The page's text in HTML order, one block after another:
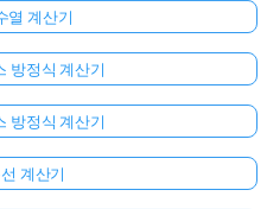
열 계산기
방정식 계산기
방정식 계산기
계산기